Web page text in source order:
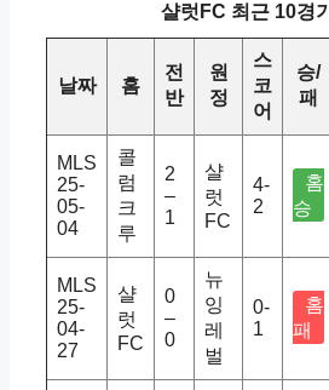
샬럿FC 최근 10경기
날짜 홈
전
반
원
정
스
코
어
승/
패
MLS
25-
05-
04
콜
럼
크
루
2
–
1
샬
럿
FC
4-
2
홈
승
MLS
25-
04-
27
샬
럿
FC
0
–
0
뉴
잉
레
벌
0-
1
홈
패